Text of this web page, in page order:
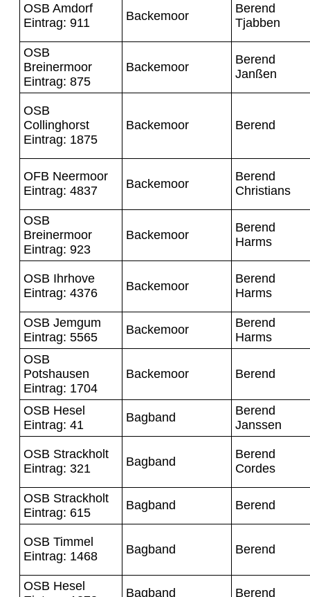
OSB Amdorf
Eintrag: 911
Backemoor
Berend
Tjabben
OSB
Breinermoor
Eintrag: 875
Backemoor
Berend
Janßen
OSB
Collinghorst
Eintrag: 1875
Backemoor Berend
OFB Neermoor
Eintrag: 4837
Backemoor
Berend
Christians
OSB
Breinermoor
Eintrag: 923
Backemoor
Berend
Harms
OSB Ihrhove
Eintrag: 4376
Backemoor
Berend
Harms
OSB Jemgum
Eintrag: 5565
Backemoor
Berend
Harms
OSB
Potshausen
Eintrag: 1704
Backemoor Berend
OSB Hesel
Eintrag: 41
Bagband
Berend
Janssen
OSB Strackholt
Eintrag: 321
Bagband
Berend
Cordes
OSB Strackholt
Eintrag: 615
Bagband Berend
OSB Timmel
Eintrag: 1468
Bagband Berend
OSB Hesel
Bagband Berend